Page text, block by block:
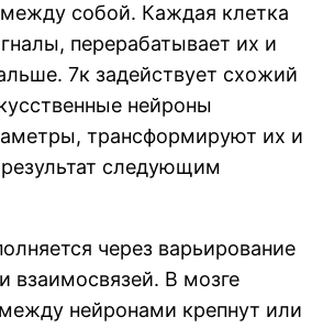
собой. Каждая клетка
перерабатывает их и
7к задействует схожий
нейроны
трансформируют их и
следующим
через варьирование
взаимосвязей. В мозге
нейронами крепнут или